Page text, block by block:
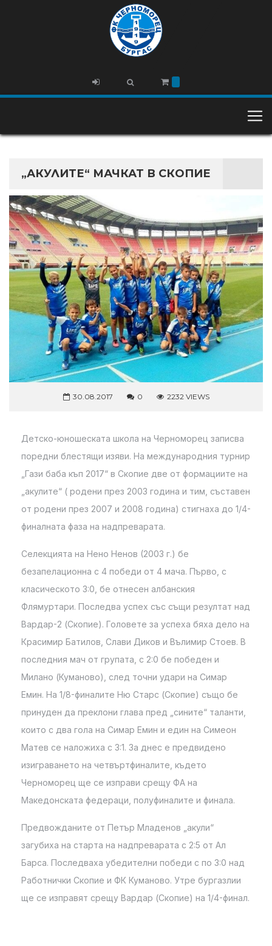
„АКУЛИТЕ“ МАЧКАТ В СКОПИЕ
30.08.2017 0 2232 VIEWS
Детско-юношеската школа на Черноморец записва
поредни блестящи изяви. На международния турнир
„Гази баба къп 2017“ в Скопие две от формациите на
„акулите“ ( родени през 2003 година и тим, съставен
от родени през 2007 и 2008 година) стигнаха до 1/4-
финалната фаза на надпреварата.
Селекцията на Нено Ненов (2003 г.) бе
безапелационна с 4 победи от 4 мача. Първо, с
класическото 3:0, бе отнесен албанския
Флямуртари. Последва успех със същи резултат над
Вардар-2 (Скопие). Головете за успеха бяха дело на
Красимир Батилов, Слави Диков и Вълимир Стоев. В
последния мач от групата, с 2:0 бе победен и
Милано (Куманово), след точни удари на Симар
Емин. На 1/8-финалите Ню Старс (Скопие) също бе
принуден да преклони глава пред „сините“ таланти,
които с два гола на Симар Емин и един на Симеон
Матев се наложиха с 3:1. За днес е предвидено
изиграването на четвъртфиналите, където
Черноморец ще се изправи срещу ФА на
Македонската федераци, полуфиналите и финала.
Предвожданите от Петър Младенов „акули“
загубиха на старта на надпреварата с 2:5 от Ал
Барса. Последваха убедителни победи с по 3:0 над
Работнички Скопие и ФК Куманово. Утре бургазлии
ще се изправят срещу Вардар (Скопие) на 1/4-финал.